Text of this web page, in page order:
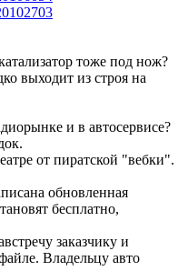
тоже под нож?
выходит из строя на
и в автосервисе?
от пиратской "вебки".
обновленная
бесплатно,
заказчику и
Владельцу авто